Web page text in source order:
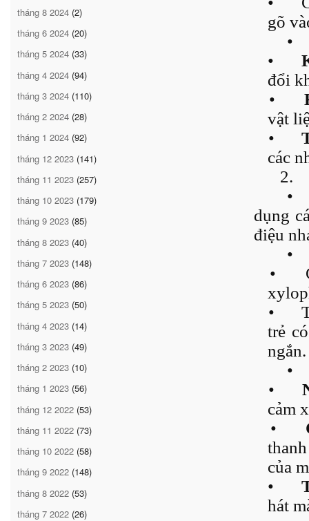
tháng 8 2024 (2)
tháng 6 2024 (20)
tháng 5 2024 (33)
tháng 4 2024 (94)
tháng 3 2024 (110)
tháng 2 2024 (28)
tháng 1 2024 (92)
tháng 12 2023 (141)
tháng 11 2023 (257)
tháng 10 2023 (179)
tháng 9 2023 (85)
tháng 8 2023 (40)
tháng 7 2023 (148)
tháng 6 2023 (86)
tháng 5 2023 (50)
tháng 4 2023 (14)
tháng 3 2023 (49)
tháng 2 2023 (10)
tháng 1 2023 (56)
tháng 12 2022 (53)
tháng 11 2022 (73)
tháng 10 2022 (58)
tháng 9 2022 (148)
tháng 8 2022 (53)
tháng 7 2022 (26)
gõ
•
•
đổi
•
vật
•
các
2.
•
dụng
điệu
•
•
•
trẻ
ngắn.
•
•
cảm
•
của
•
hát